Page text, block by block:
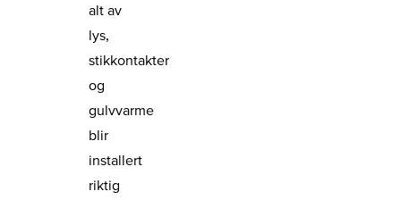
alt av
lys,
stikkontakter
og
gulvvarme
blir
installert
riktig